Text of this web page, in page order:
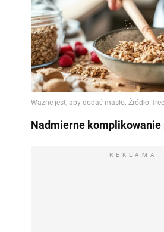
Nadmierne komplikowanie
REKLAMA